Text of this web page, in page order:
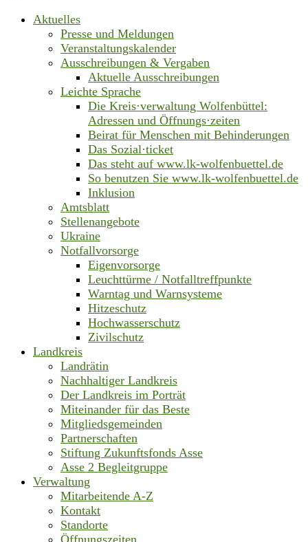
Aktuelles
Presse und Meldungen
Veranstaltungskalender
Ausschreibungen & Vergaben
Aktuelle Ausschreibungen
Leichte Sprache
Die Kreis·verwaltung Wolfenbüttel:
Adressen und Öffnungs·zeiten
Beirat für Menschen mit Behinderungen
Das Sozial·ticket
Das steht auf www.lk-wolfenbuettel.de
So benutzen Sie www.lk-wolfenbuettel.de
Inklusion
Amtsblatt
Stellenangebote
Ukraine
Notfallvorsorge
Eigenvorsorge
Leuchttürme / Notfalltreffpunkte
Warntag und Warnsysteme
Hitzeschutz
Hochwasserschutz
Zivilschutz
Landkreis
Landrätin
Nachhaltiger Landkreis
Der Landkreis im Porträt
Miteinander für das Beste
Mitgliedsgemeinden
Partnerschaften
Stiftung Zukunftsfonds Asse
Asse 2 Begleitgruppe
Verwaltung
Mitarbeitende A-Z
Kontakt
Standorte
Öffnungszeiten